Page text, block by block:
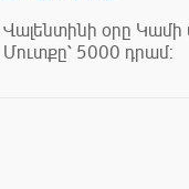
Վալենտինի օրը Կամի
Մուտքը՝ 5000 դրամ: